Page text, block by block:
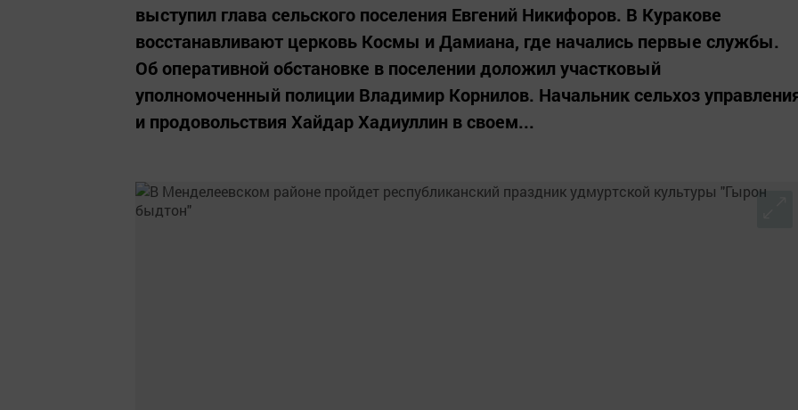
выступил глава сельского поселения Евгений Никифоров. В Куракове
восстанавливают церковь Космы и Дамиана, где начались первые службы.
Об оперативной обстановке в поселении доложил участковый
уполномоченный полиции Владимир Корнилов. Начальник сельхоз
и продовольствия Хайдар Хадиуллин в своем...